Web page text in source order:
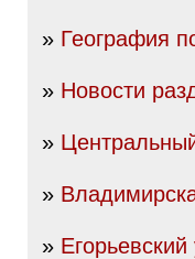
» География
» Новости
»
»
» Егорьевский